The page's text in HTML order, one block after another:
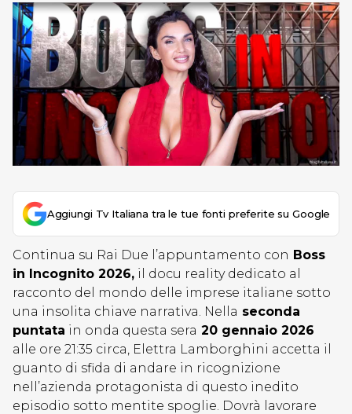
Aggiungi Tv Italiana tra le tue fonti preferite su Google
Continua su Rai Due l’appuntamento con Boss
in Incognito 2026, il docu reality dedicato al
racconto del mondo delle imprese italiane sotto
una insolita chiave narrativa. Nella seconda
puntata in onda questa sera 20 gennaio 2026
alle ore 21:35 circa, Elettra Lamborghini accetta il
guanto di sfida di andare in ricognizione
nell’azienda protagonista di questo inedito
episodio sotto mentite spoglie. Dovrà lavorare